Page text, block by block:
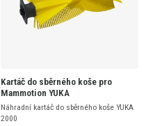
Kartáč do sběrného koše pro
Mammotion YUKA
Náhradní kartáč do sběrného koše YUKA
2000